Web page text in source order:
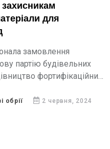
для
замовлення
партію будівельних
фортифікаційних
обрії 2 червня, 2024